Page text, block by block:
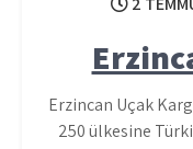
Erzincan Uçak
250 ülkesine